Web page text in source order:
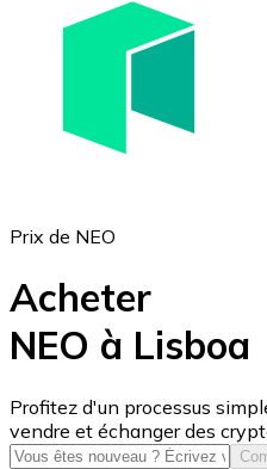
Ethereum
USD Coin
USDC
Prix de NEO
Acheter
NEO à Lisboa
Profitez d'un processus
vendre et échanger des